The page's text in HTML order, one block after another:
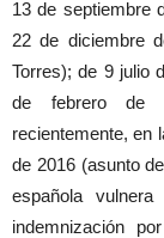
13 de septiembre
22 de diciembre
Torres); de 9 julio
de febrero de
recientemente, en
de 2016 (asunto
española
indemnización